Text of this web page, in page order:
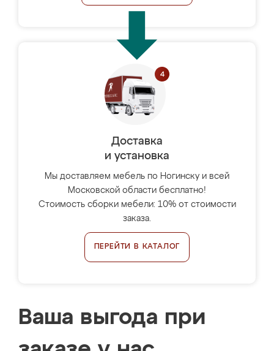
Доставка
и установка
Мы доставляем мебель по Ногинску и всей
Московской области бесплатно!
Стоимость сборки мебели: 10% от стоимости
заказа.
ПЕРЕЙТИ В КАТАЛОГ
Ваша выгода при